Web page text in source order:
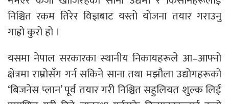
निश्चित रकम तिरेर विज्ञबाट यस्तो योजना तयार गराउनु
गाह्रो कुरो हो ।
यसमा नेपाल सरकारका स्थानीय निकायहरूले आ–आफ्नो
क्षेत्रमा राम्रोसँग गर्न सकिने साना तथा मझौला उद्योगहरूको
‘बिजनेस प्लान’ पूर्व तयार गरी निश्चित सहुलियत शुल्क लिई